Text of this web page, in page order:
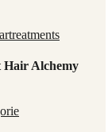
Hair Alchemy